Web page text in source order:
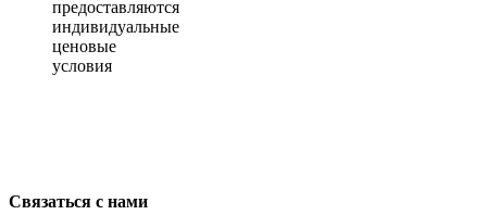
предоставляются
индивидуальные
ценовые
условия
Связаться с нами